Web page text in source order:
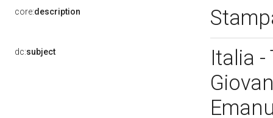
core:description
dc:subject
Italia -